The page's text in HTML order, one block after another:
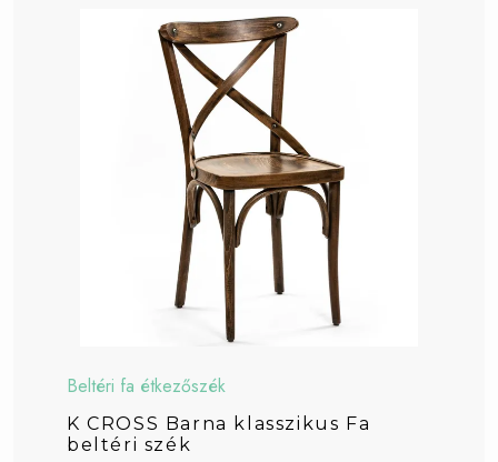
Beltéri fa étkezőszék
K CROSS Barna klasszikus Fa
beltéri szék